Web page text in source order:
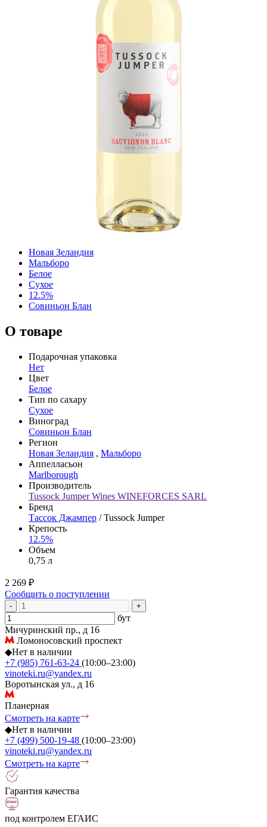
Новая Зеландия
Мальборо
Белое
Сухое
12.5%
Совиньон Блан
О товаре
Подарочная упаковка
Нет
Цвет
Белое
Тип по сахару
Сухое
Виноград
Совиньон Блан
Регион
Новая Зеландия , Мальборо
Аппелласьон
Marlborough
Производитель
Tussock Jumper Wines WINEFORCES SARL
Бренд
Тассок Джампер / Tussock Jumper
Крепость
12.5%
Объем
0,75 л
2 269 ₽
Сообщить о поступлении
- +
бут
Мичуринский пр., д 16
Ломоносовский проспект
◆Нет в наличии
+7 (985) 761-63-24 (10:00–23:00)
vinoteki.ru@yandex.ru
Воротынская ул., д 16
Планерная
Смотреть на карте
◆Нет в наличии
+7 (499) 500-19-48 (10:00–23:00)
vinoteki.ru@yandex.ru
Смотреть на карте
Гарантия качества
под контролем ЕГАИС